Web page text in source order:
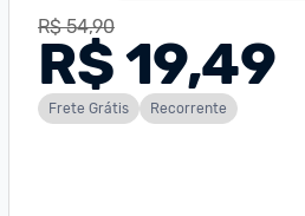
R$ 54,90
R$ 19,49
Frete Grátis Recorrente